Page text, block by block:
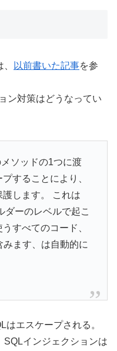
以前書いた記事を参
ン対策はどうなってい
ソッドの1つに渡
することにより、
します。 これは
ダーのレベルで起こ
すべてのコード、
ます、は自動的に
はエスケープされる。
SQLインジェクションは